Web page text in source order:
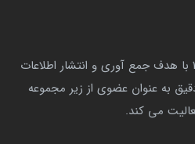
مرجع حقوقی ایران از سال 1394 با هدف جمع آوری و انتشار اطلاعات
به عنوان عضوی از زیر مجموعه
می کند.